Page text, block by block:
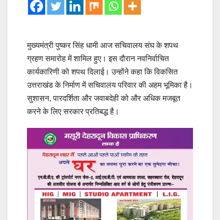
मुख्यमंत्री पुष्कर सिंह धामी आज सचिवालय संघ के शपथ
ग्रहण समारोह में शामिल हुए। इस दौरान नवनिर्वाचित
कार्यकारिणी को शपथ दिलाई। उन्होंने कहा कि विकसित
उत्तराखंड के निर्माण में सचिवालय परिवार की अहम भूमिका है।
सुशासन, पारदर्शिता और जवाबदेही को और अधिक मजबूत
करने के लिए सरकार प्रतिबद्ध है।